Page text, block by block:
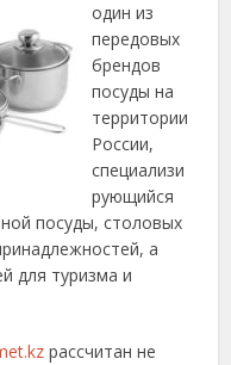
один из
передовых
брендов
посуды на
территории
России,
специализи
рующийся
посуды, столовых
а
для туризма и
рассчитан не